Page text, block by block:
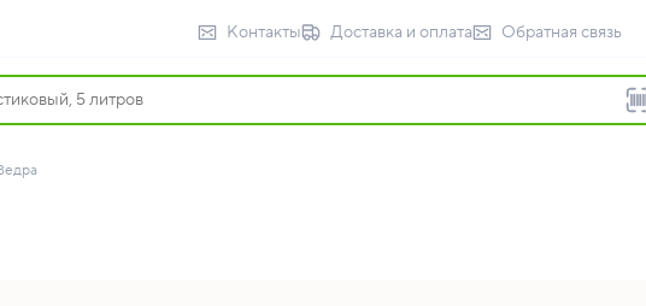
Контакты Доставка и оплата Обратная связь